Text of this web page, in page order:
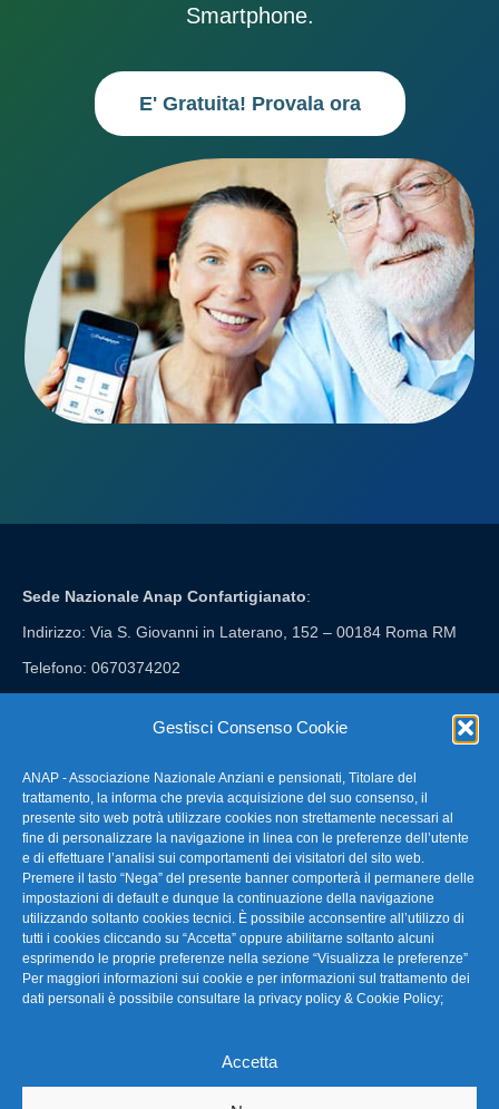
Gestisci Consenso Cookie
ANAP - Associazione Nazionale Anziani e pensionati, Titolare del
trattamento, la informa che previa acquisizione del suo consenso, il
presente sito web potrà utilizzare cookies non strettamente necessari al
fine di personalizzare la navigazione in linea con le preferenze dell’utente
e di effettuare l’analisi sui comportamenti dei visitatori del sito web.
Premere il tasto “Nega” del presente banner comporterà il permanere delle
impostazioni di default e dunque la continuazione della navigazione
utilizzando soltanto cookies tecnici. È possibile acconsentire all’utilizzo di
tutti i cookies cliccando su “Accetta” oppure abilitarne soltanto alcuni
esprimendo le proprie preferenze nella sezione “Visualizza le preferenze”
Per maggiori informazioni sui cookie e per informazioni sul trattamento dei
dati personali è possibile consultare la privacy policy & Cookie Policy;
Accetta
Smartphone.
E' Gratuita! Provala ora
Sede Nazionale Anap Confartigianato:
Indirizzo: Via S. Giovanni in Laterano, 152 – 00184 Roma RM
Telefono: 0670374202
FAQ – Domande Frequenti
La nostra Newsletter
Link Utili
TG Confartigianato
Privacy & Cookie Policy
Seguici